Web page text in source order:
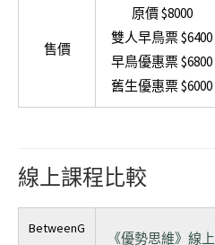
售價
原價 $8000
雙人早鳥票 $6400
早鳥優惠票 $6800
舊生優惠票 $6000
線上課程比較
BetweenG
《優勢思維》線上